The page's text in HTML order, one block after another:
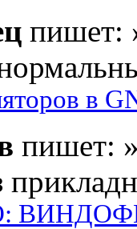
пишет:
в
пишет: